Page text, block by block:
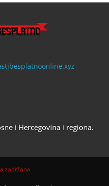
i Hercegovina i regiona.
zadržana